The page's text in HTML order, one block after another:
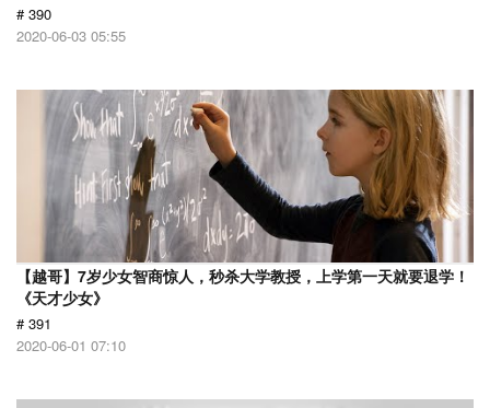
# 390
2020-06-03 05:55
【越哥】7岁少女智商惊人，秒杀大学教授，上学第一天就要退学！
《天才少女》
# 391
2020-06-01 07:10